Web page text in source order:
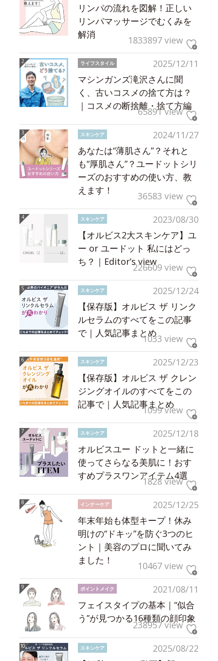
リンパの流れを図解！正しい
リンパマッサージでむくみを
解消
1833897 view
2025/12/11
ライフスタイル
マシンガンズ滝沢さんに聞
く、古いコスメの捨て方は？
｜コスメの断捨離・捨て方編
65891 view
2024/11/27
スキンケア
あなたは“薄肌さん”？それと
も“厚肌さん”？ユードットシリ
ーズのおすすめの使い方、教
えます！
36583 view
2023/08/30
スキンケア
【オルビス2大スキンケア】ユ
ー or ユードット 私にはどっ
ち？｜Editor’s view226609 view
2025/12/24
スキンケア
【保存版】オルビス ザ リンク
ルセラムのすべてをこの記事
で｜人気記事まとめ1033 view
2025/12/23
スキンケア
【保存版】オルビス ザ クレン
ジングオイルのすべてをこの
記事で｜人気記事まとめ
1099 view
2025/12/18
スキンケア
オルビスユー ドットと一緒に
使ってさらなる美肌に！おす
すめプラスワンアイテム4選
1828 view
2025/12/25
インナーケア
年末年始も体型キープ！休み
明けの“ドキッ”を防ぐ3つのヒ
ント｜美容のプロに聞いてみ
ました！
10467 view
2021/08/11
ポイントメイク
フェイスタイプの基本｜“似合
う”が見つかる16種類の顔印象
238957 view
2025/08/22
スキンケア